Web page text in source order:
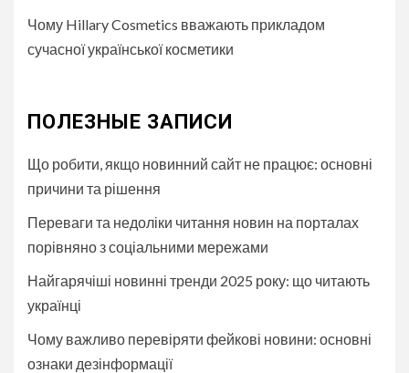
Чому Hillary Cosmetics вважають прикладом
сучасної української косметики
ПОЛЕЗНЫЕ ЗАПИСИ
Що робити, якщо новинний сайт не працює: основні
причини та рішення
Переваги та недоліки читання новин на порталах
порівняно з соціальними мережами
Найгарячіші новинні тренди 2025 року: що читають
українці
Чому важливо перевіряти фейкові новини: основні
ознаки дезінформації